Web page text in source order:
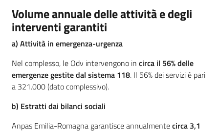
Seguici
su
Volume annuale delle attività e degli
interventi garantiti
a) Attività in emergenza-urgenza
Nel complesso, le Odv intervengono in circa il 56% delle
emergenze gestite dal sistema 118. Il 56% dei servizi è pari
a 321.000 (dato complessivo).
b) Estratti dai bilanci sociali
Anpas Emilia-Romagna garantisce annualmentecirca 3,1